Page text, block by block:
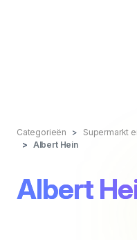
Categorieën Supermarkt
Albert Hein
Albert